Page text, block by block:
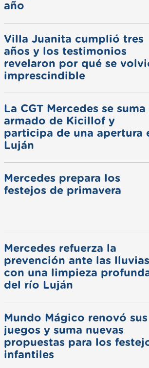
año
Villa Juanita cumplió tres
años y los testimonios
revelaron por qué se
imprescindible
La CGT Mercedes se suma
armado de Kicillof y
participa de una apertura
Luján
Mercedes prepara los
festejos de primavera
Mercedes refuerza la
prevención ante las lluvias
con una limpieza
del río Luján
Mundo Mágico renovó sus
juegos y suma nuevas
propuestas para los
infantiles